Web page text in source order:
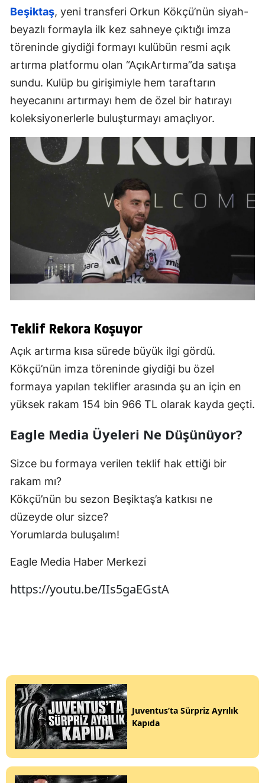
Beşiktaş, yeni transferi Orkun Kökçü’nün siyah-
beyazlı formayla ilk kez sahneye çıktığı imza
töreninde giydiği formayı kulübün resmi açık
artırma platformu olan “AçıkArtırma”da satışa
sundu. Kulüp bu girişimiyle hem taraftarın
heyecanını artırmayı hem de özel bir hatırayı
koleksiyonerlerle buluşturmayı amaçlıyor.
Teklif Rekora Koşuyor
Açık artırma kısa sürede büyük ilgi gördü.
Kökçü’nün imza töreninde giydiği bu özel
formaya yapılan teklifler arasında şu an için en
yüksek rakam 154 bin 966 TL olarak kayda geçti.
Eagle Media Üyeleri Ne Düşünüyor?
Sizce bu formaya verilen teklif hak ettiği bir
rakam mı?
Kökçü’nün bu sezon Beşiktaş’a katkısı ne
düzeyde olur sizce?
Yorumlarda buluşalım!
Eagle Media Haber Merkezi
https://youtu.be/IIs5gaEGstA
Juventus’ta Sürpriz Ayrılık
Kapıda